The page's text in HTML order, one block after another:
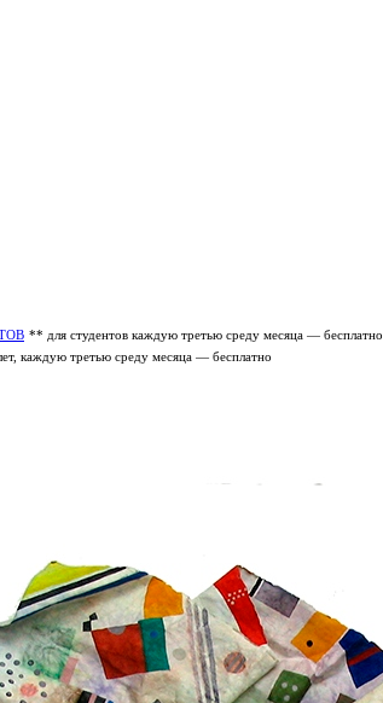
** для студентов каждую третью среду месяца — бесплатно
каждую третью среду месяца — бесплатно